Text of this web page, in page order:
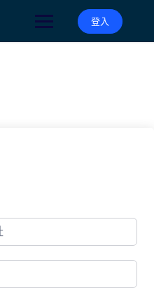
登入